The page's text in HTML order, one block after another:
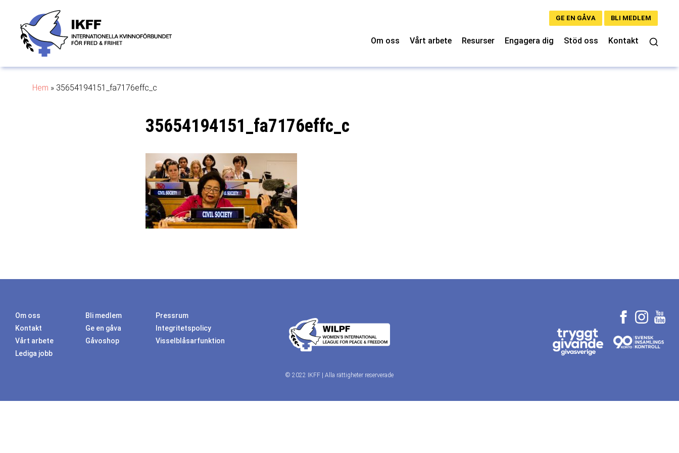
BLI MEDLEM
GE EN GÅVA
Om oss Vårt arbete Resurser Engagera dig Stöd oss Kontakt
Hem » 35654194151_fa7176effc_c
35654194151_fa7176effc_c
Om oss Bli medlem
Pressrum
Kontakt
Ge en gåva
Integritetspolicy
Vårt arbete
Gåvoshop
Visselblåsarfunktion
Lediga jobb
© 2022 IKFF | Alla rättigheter reserverade